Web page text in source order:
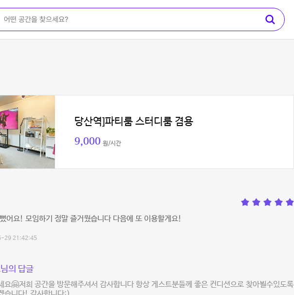
당산역]파티룸 스터디룸 겸용
9,000 원/시간
어요! 모임하기 정말 즐거웠습니다 다음에 또 이용할게요!
29 21:42:45
의 답글
요🤗저희 공간을 방문해주셔서 감사합니다 항상 게스트분들께 좋은 컨디션으로 찾아뵐수있도록